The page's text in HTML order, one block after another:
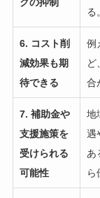
クの抑制
る。
6. コスト削
減効果も期
待できる
例
ど
合
7. 補助金や
支援施策を
受けられる
可能性
地
遇
あ
ら